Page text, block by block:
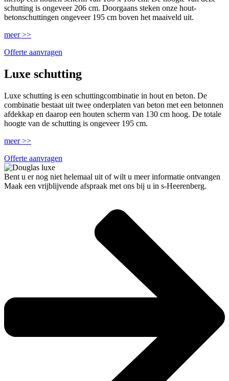
schutting is ongeveer 206 cm. Doorgaans steken onze hout-
betonschuttingen ongeveer 195 cm boven het maaiveld uit.
meer >>
Offerte aanvragen
Luxe schutting
Luxe schutting is een schuttingcombinatie in hout en beton. De
combinatie bestaat uit twee onderplaten van beton met een betonnen
afdekkap en daarop een houten scherm van 130 cm hoog. De totale
hoogte van de schutting is ongeveer 195 cm.
meer >>
Offerte aanvragen
Bent u er nog niet helemaal uit of wilt u meer informatie ontvangen
Maak een vrijblijvende afspraak met ons bij u in s-Heerenberg.